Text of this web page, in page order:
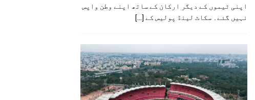
اپنی ٹیموں کے دیگر ارکان کے ساتھ اپنے وطن واپس
نہیں گئے۔ سکاٹ لینڈ پولیس کے [...]